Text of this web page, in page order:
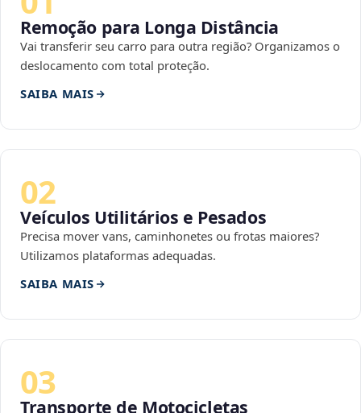
Remoção para Longa Distância
Vai transferir seu carro para outra região? Organizamos o
deslocamento com total proteção.
SAIBA MAIS
02
Veículos Utilitários e Pesados
Precisa mover vans, caminhonetes ou frotas maiores?
Utilizamos plataformas adequadas.
SAIBA MAIS
03
Transporte de Motocicletas